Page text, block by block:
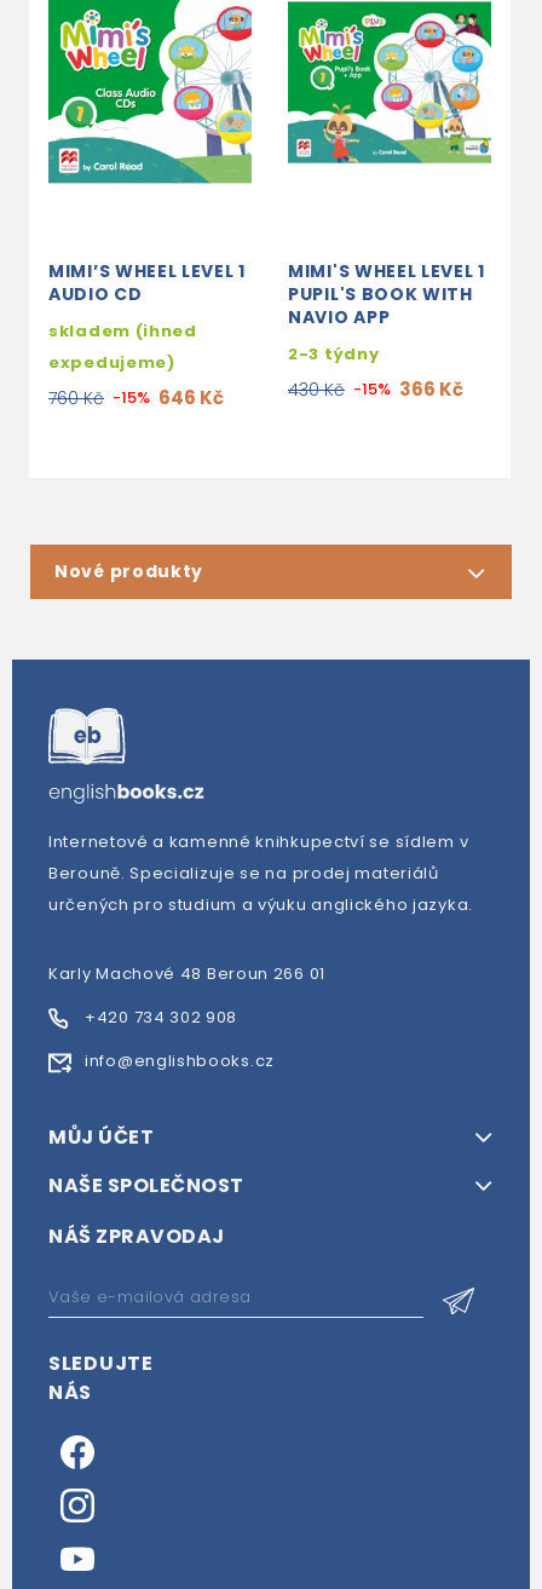
MIMI’S WHEEL LEVEL 1
AUDIO CD
skladem (ihned
expedujeme)
760 Kč -15% 646 Kč
MIMI'S WHEEL LEVEL 1
PUPIL'S BOOK WITH
NAVIO APP
2-3 týdny
430 Kč -15% 366 Kč
Nové produkty
Internetové a kamenné knihkupectví se sídlem v
Berouně. Specializuje se na prodej materiálů
určených pro studium a výuku anglického jazyka.
Karly Machové 48 Beroun 266 01
+420 734 302 908
info@englishbooks.cz
MŮJ ÚČET
NAŠE SPOLEČNOST
NÁŠ ZPRAVODAJ
SLEDUJTE
NÁS